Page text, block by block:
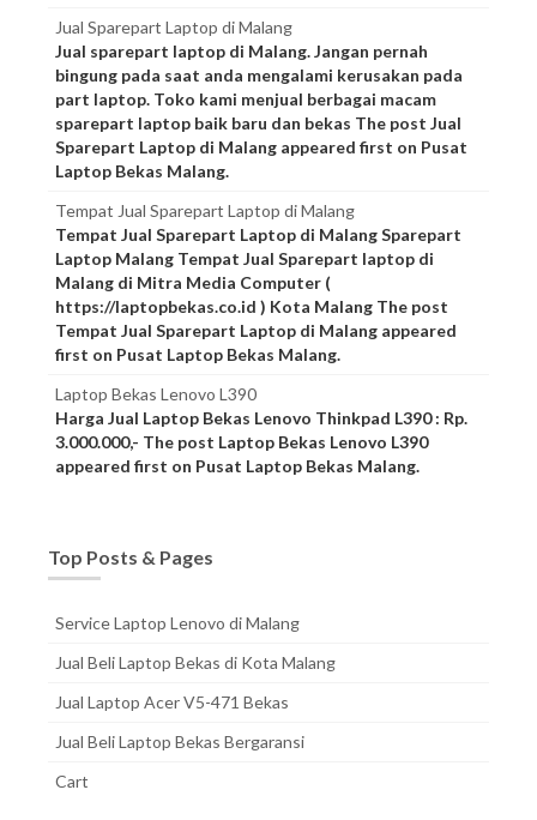
Jual Sparepart Laptop di Malang
Jual sparepart laptop di Malang. Jangan pernah
bingung pada saat anda mengalami kerusakan pada
part laptop. Toko kami menjual berbagai macam
sparepart laptop baik baru dan bekas The post Jual
Sparepart Laptop di Malang appeared first on Pusat
Laptop Bekas Malang.
Tempat Jual Sparepart Laptop di Malang
Tempat Jual Sparepart Laptop di Malang Sparepart
Laptop Malang Tempat Jual Sparepart laptop di
Malang di Mitra Media Computer (
https://laptopbekas.co.id ) Kota Malang The post
Tempat Jual Sparepart Laptop di Malang appeared
first on Pusat Laptop Bekas Malang.
Laptop Bekas Lenovo L390
Harga Jual Laptop Bekas Lenovo Thinkpad L390 : Rp.
3.000.000,- The post Laptop Bekas Lenovo L390
appeared first on Pusat Laptop Bekas Malang.
Top Posts & Pages
Service Laptop Lenovo di Malang
Jual Beli Laptop Bekas di Kota Malang
Jual Laptop Acer V5-471 Bekas
Jual Beli Laptop Bekas Bergaransi
Cart